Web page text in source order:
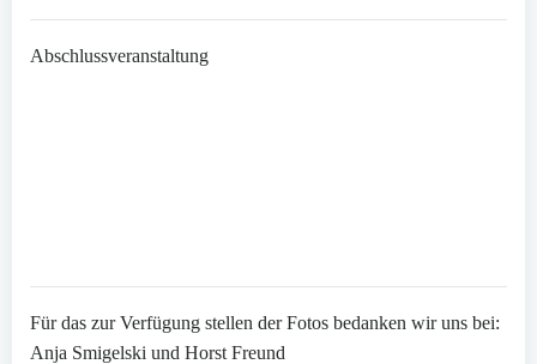
Abschlussveranstaltung
Für das zur Verfügung stellen der Fotos bedanken wir uns bei:
Anja Smigelski und Horst Freund